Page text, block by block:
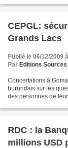
CEPGL:
Grands Lacs
Publié le 06/12/2009
Par Editions Sources
Concertations à
burundais sur les
des personnes de
RDC : la
millions USD